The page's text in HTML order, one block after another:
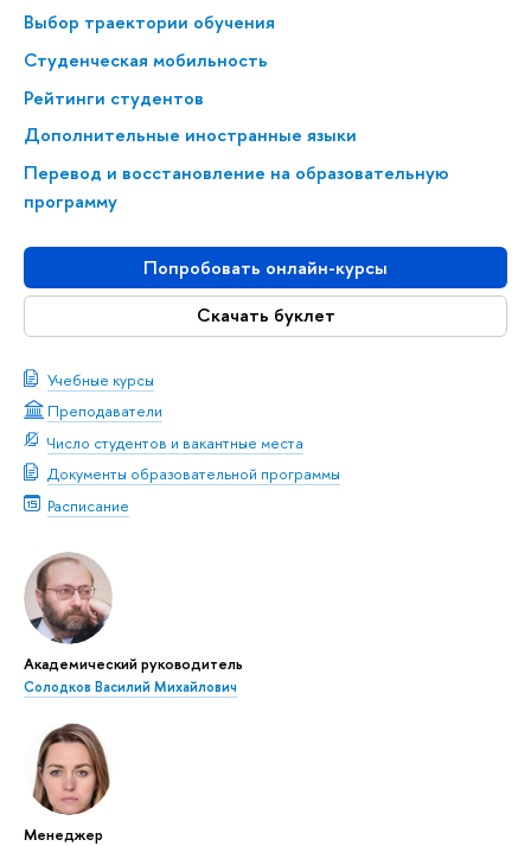
Выбор траектории обучения
Студенческая мобильность
Рейтинги студентов
Дополнительные иностранные языки
Перевод и восстановление на образовательную
программу
Попробовать онлайн-курсы
Скачать буклет
Учебные курсы
Преподаватели
Число студентов и вакантные места
Документы образовательной программы
Расписание
Академический руководитель
Солодков Василий Михайлович
Менеджер